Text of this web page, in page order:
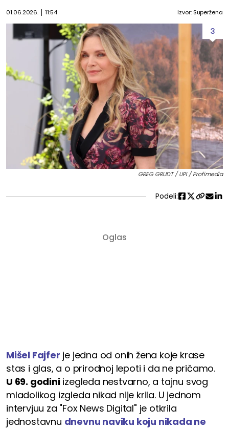
01.06.2026. 11:54 Izvor: Superžena
3
GREG GRUDT / UPI / Profimedia
Podeli:
Mišel Fajfer je jedna od onih žena koje krase
stas i glas, a o prirodnoj lepoti i da ne pričamo.
U 69. godiniizegleda nestvarno, a tajnu svog
mladolikog izgleda nikad nije krila. U jednom
intervjuu za "Fox News Digital" je otkrila
jednostavnu dnevnu naviku koju nikada ne